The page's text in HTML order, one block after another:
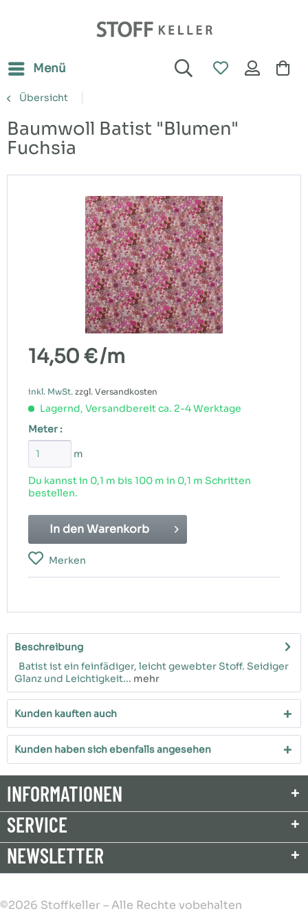
Menü
Übersicht
Baumwoll Batist "Blumen"
Fuchsia
14,50 €/m
inkl. MwSt. zzgl. Versandkosten
Lagernd, Versandbereit ca. 2-4 Werktage
Meter :
m
Du kannst in 0,1 m bis 100 m in 0,1 m Schritten
bestellen.
In den Warenkorb
Merken
Beschreibung
Batist ist ein feinfädiger, leicht gewebter Stoff. Seidiger
Glanz und Leichtigkeit... mehr
Kunden kauften auch
Kunden haben sich ebenfalls angesehen
INFORMATIONEN
SERVICE
NEWSLETTER
©2026 Stoffkeller – Alle Rechte vobehalten